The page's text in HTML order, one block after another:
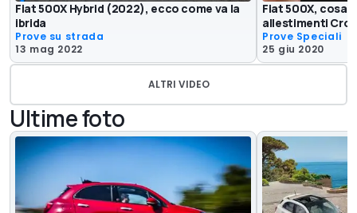
Fiat 500X Hybrid (2022), ecco come va la
ibrida
Prove su strada
13 mag 2022
Fiat 500X, cosa
allestimenti
Prove Speciali
25 giu 2020
ALTRI VIDEO
Ultime foto